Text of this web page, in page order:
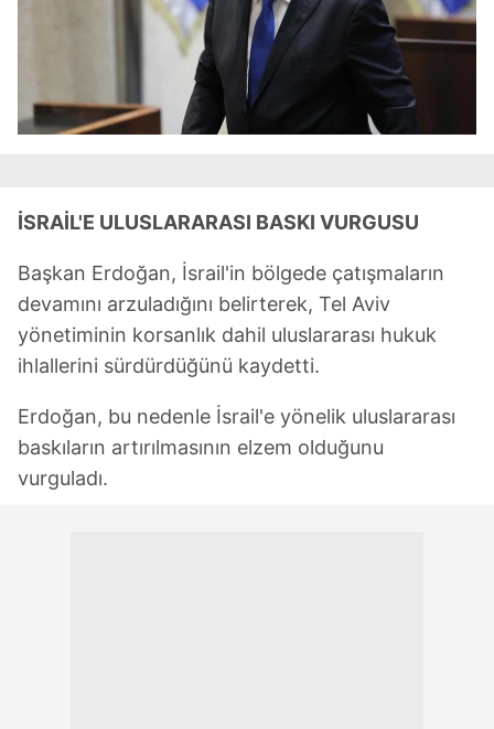
İSRAİL'E ULUSLARARASI BASKI VURGUSU
Başkan Erdoğan, İsrail'in bölgede çatışmaların
devamını arzuladığını belirterek, Tel Aviv
yönetiminin korsanlık dahil uluslararası hukuk
ihlallerini sürdürdüğünü kaydetti.
Erdoğan, bu nedenle İsrail'e yönelik uluslararası
baskıların artırılmasının elzem olduğunu
vurguladı.